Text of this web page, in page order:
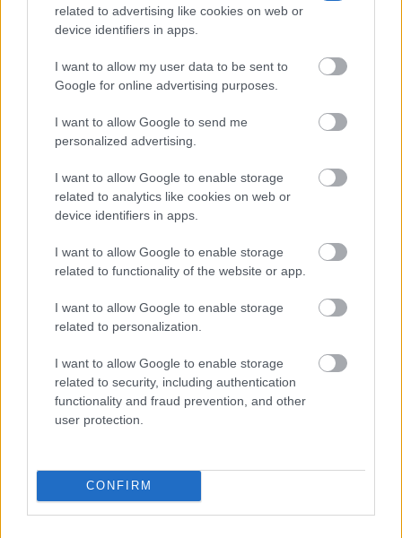
related to advertising like cookies on web or
device identifiers in apps.
I want to allow my user data to be sent to
Google for online advertising purposes.
I want to allow Google to send me
personalized advertising.
I want to allow Google to enable storage
related to analytics like cookies on web or
device identifiers in apps.
I want to allow Google to enable storage
related to functionality of the website or app.
I want to allow Google to enable storage
related to personalization.
I want to allow Google to enable storage
related to security, including authentication
functionality and fraud prevention, and other
user protection.
CONFIRM
de bodegas participantes se limita deliberadamente
para garantizar que cada proyecto recibe atención real
dentro de la formación.
TE RECOMENDAMOS
Corepunk MMORPG
Un verdadero MMORPG de la vieja escuela ¡Cómo los
Últimas noticias